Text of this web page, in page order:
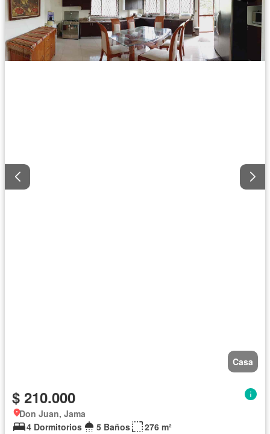
Casa
$ 210.000
Don Juan, Jama
4 Dormitorios
5 Baños
276 m²